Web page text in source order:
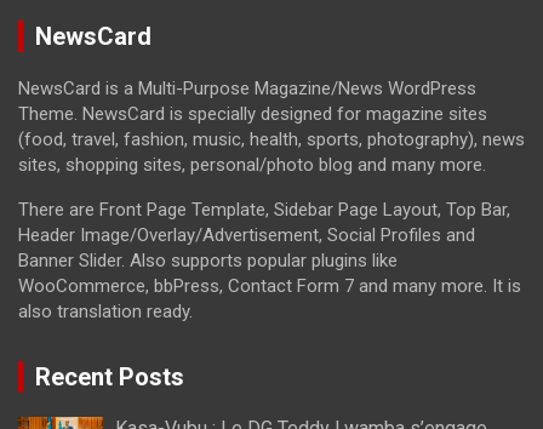
NewsCard
NewsCard is a Multi-Purpose Magazine/News WordPress
Theme. NewsCard is specially designed for magazine sites
(food, travel, fashion, music, health, sports, photography), news
sites, shopping sites, personal/photo blog and many more.
There are Front Page Template, Sidebar Page Layout, Top Bar,
Header Image/Overlay/Advertisement, Social Profiles and
Banner Slider. Also supports popular plugins like
WooCommerce, bbPress, Contact Form 7 and many more. It is
also translation ready.
Recent Posts